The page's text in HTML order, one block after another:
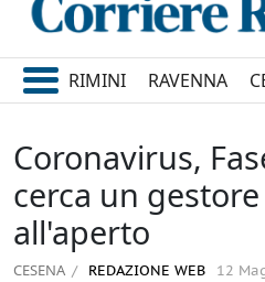
RIMINI RAVENNA
Coronavirus,
cerca un
all'aperto
CESENA REDAZIONE WEB 12